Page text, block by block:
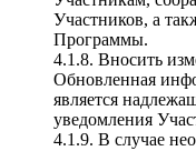
Участников, а
Программы.
4.1.8. Вносить
Обновленная
является
уведомления
4.1.9. В случае